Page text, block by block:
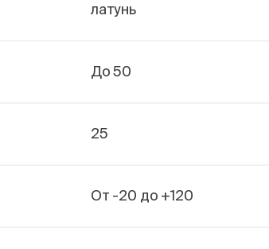
латунь
До 50
25
От -20 до +120